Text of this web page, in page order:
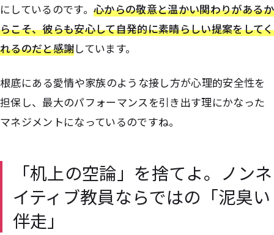
にしているのです。心からの敬意と温かい関わりがあるか
らこそ、彼らも安心して自発的に素晴らしい提案をしてく
れるのだと感謝しています。
――根底にある愛情や家族のような接し方が心理的安全性を
担保し、最大のパフォーマンスを引き出す理にかなった
マネジメントになっているのですね。
「机上の空論」を捨てよ。ノンネ
イティブ教員ならではの「泥臭い
伴走」